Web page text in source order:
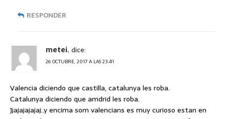
RESPONDER
metei.dice:
26 OCTUBRE, 2017 A LAS 23:41
Valencia diciendo que castilla, catalunya les roba.
Catalunya diciendo que amdrid les roba.
Jjajajajajaj..y encima som valencians es muy curioso estan en